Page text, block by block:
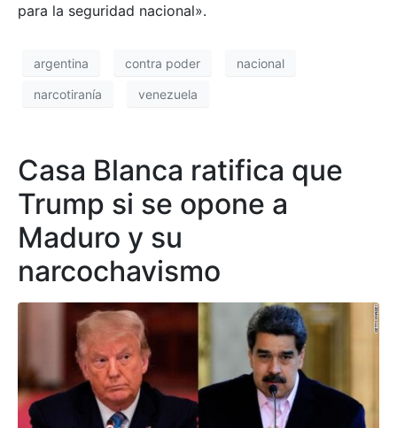
para la seguridad nacional».
argentina contra poder nacional
narcotiranía venezuela
Casa Blanca ratifica que
Trump si se opone a
Maduro y su
narcochavismo